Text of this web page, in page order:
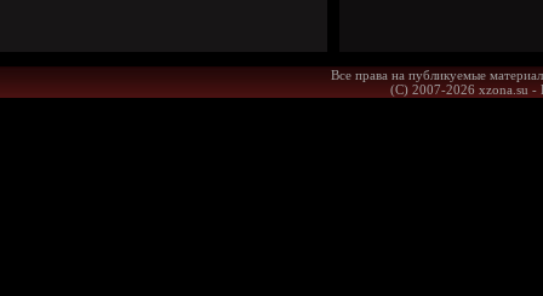
Все права на публикуемые
(С) 2007-2026 xzona.su -